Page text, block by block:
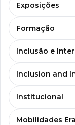
Exposições
Formação
Inclusão e
Inclusion and
Institucional
Mobilidades